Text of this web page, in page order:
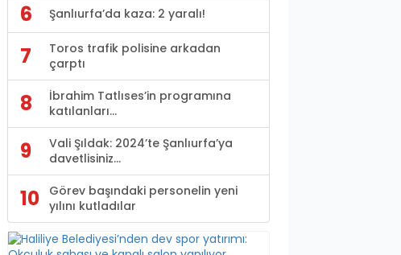
6 Şanlıurfa’da kaza: 2 yaralı!
7
Toros trafik polisine arkadan
çarptı
8
İbrahim Tatlıses’in programına
katılanları...
9
Vali Şıldak: 2024’te Şanlıurfa’ya
davetlisiniz…
10
Görev başındaki personelin yeni
yılını kutladılar